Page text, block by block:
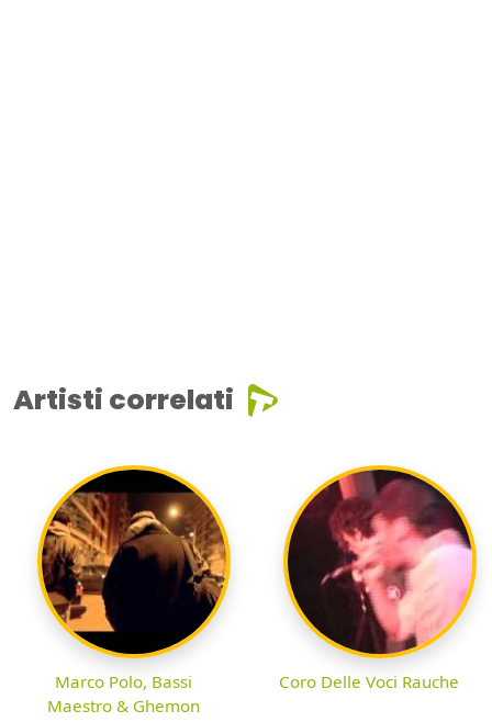
Artisti correlati
Marco Polo, Bassi
Maestro & Ghemon
Coro Delle Voci Rauche